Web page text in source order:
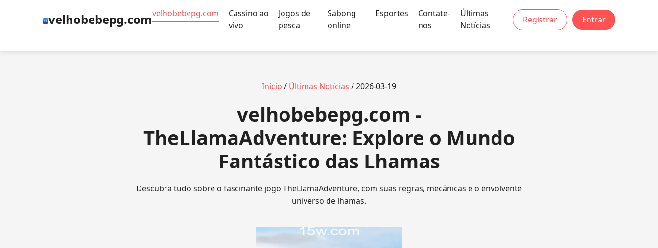
velhobebepg.comvelhobebepg.com
Cassino ao
vivo
Jogos de
pesca
Sabong
online
Esportes
Contate-
nos
Últimas
Notícias
Registrar Entrar
Início / Últimas Notícias / 2026-03-19
velhobebepg.com -
TheLlamaAdventure: Explore o Mundo
Fantástico das Lhamas
Descubra tudo sobre o fascinante jogo TheLlamaAdventure, com suas regras, mecânicas e o envolvente
universo de lhamas.